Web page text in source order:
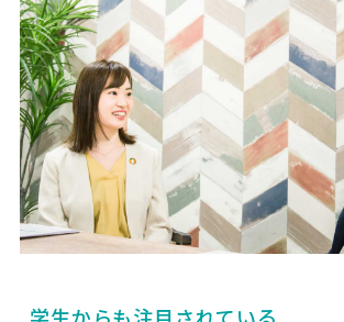
学生からも注目されている